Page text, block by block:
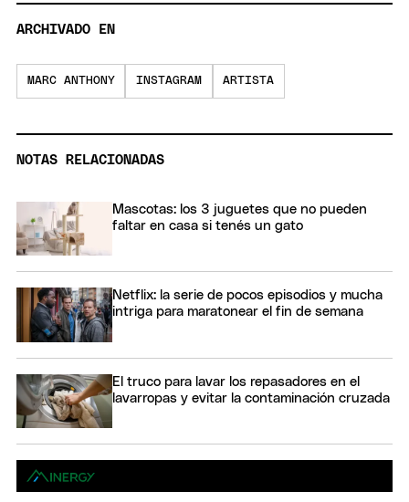
ARCHIVADO EN
MARC ANTHONY INSTAGRAM ARTISTA
NOTAS RELACIONADAS
Mascotas: los 3 juguetes que no pueden
faltar en casa si tenés un gato
Netflix: la serie de pocos episodios y mucha
intriga para maratonear el fin de semana
El truco para lavar los repasadores en el
lavarropas y evitar la contaminación cruzada